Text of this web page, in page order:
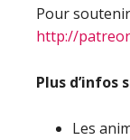
Pour
http://
Plus d’infos
Les